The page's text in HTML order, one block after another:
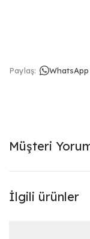
Paylaş: WhatsApp
Müşteri
İlgili ürünler